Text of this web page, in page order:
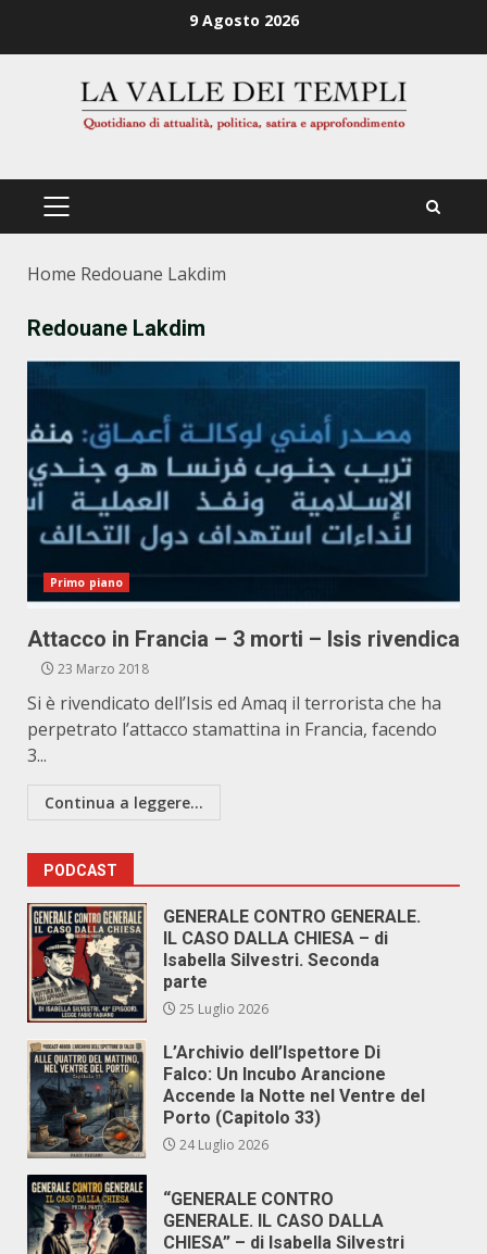
9 Agosto 2026
PRIMÄRES
Home Redouane Lakdim
Redouane Lakdim
Primo piano
Attacco in Francia – 3 morti – Isis rivendica
23 Marzo 2018
Si è rivendicato dell’Isis ed Amaq il terrorista che ha
perpetrato l’attacco stamattina in Francia, facendo
3...
Continua a leggere...
PODCAST
GENERALE CONTRO GENERALE.
IL CASO DALLA CHIESA – di
Isabella Silvestri. Seconda
parte
25 Luglio 2026
L’Archivio dell’Ispettore Di
Falco: Un Incubo Arancione
Accende la Notte nel Ventre del
Porto (Capitolo 33)
24 Luglio 2026
“GENERALE CONTRO
GENERALE. IL CASO DALLA
CHIESA” – di Isabella Silvestri